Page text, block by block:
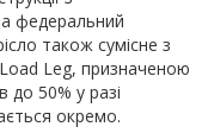
федеральний
також сумісне з
Leg, призначеною
до 50% у разі
окремо.